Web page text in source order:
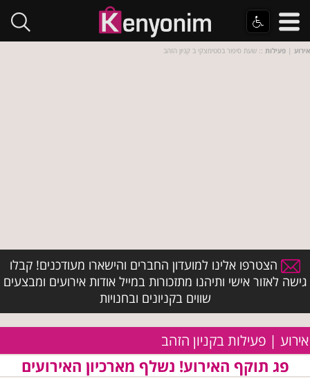
אירוע | פעילות :: שעת סיפור בסטימצקי ב קניון הזהב
הצטרפו אלינו למועדון החברים והישארו מעודכנים! קבלו
גישה לאזור אישי ותיהנו מתזכורות במייל אודות אירועים ומבצעים
שווים בקניונים ובחנויות
אירוע | פעילות בקניון הזהב
פג תוקף האירוע! נשלף מארכיון האירועים